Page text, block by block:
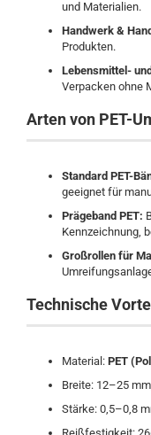
und Materialien.
Handwerk &
Produkten.
Lebensmittel-
Verpacken ohne
Arten von PET-
Standard PET-
geeignet für
Prägeband PET:
Kennzeichnung,
Großrollen für
Technische
Material: PET
Breite: 12–25
Stärke: 0,5–0,8